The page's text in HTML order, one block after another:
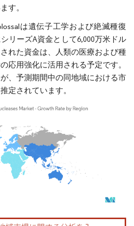
す。
は遺伝子工学および絶滅種復
リーズA資金として6,000万米ドル
れた資金は、人類の医療および種
応用強化に活用される予定です。
、予測期間中の同地域における市
定されています。
利用にはCC BY 4.0の表示が必要です。